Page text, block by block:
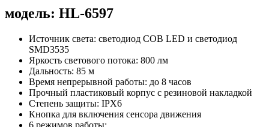
модель: HL-6597
Источник света: светодиод COB LED и светодиод
SMD3535
Яркость светового потока: 800 лм
Дальность: 85 м
Время непрерывной работы: до 8 часов
Прочный пластиковый корпус с резиновой накладкой
Степень защиты: IPX6
Кнопка для включения сенсора движения
6 режимов работы: